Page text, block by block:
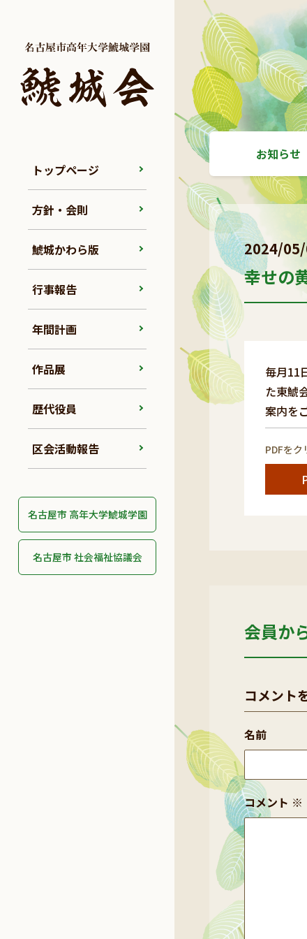
トップページ
方針・会則
鯱城かわら版
行事報告
年間計画
作品展
歴代役員
区会活動報告
名古屋市 高年大学鯱城学園
名古屋市 社会福祉協議会
お知らせ
2024/
幸せの
毎月11
た東鯱
案内を
PDFを
会員か
コメント
コメント ※
名前